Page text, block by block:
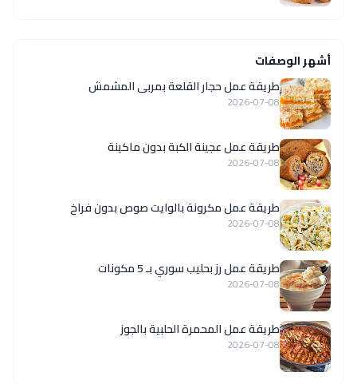
أشهر الوصفات
طريقة عمل حجار القلعة بمربى المشمش
2026-07-08
طريقة عمل عجينة الكبة بدون ماكينة
2026-07-08
طريقة عمل مكرونة بالوايت صوص بدون فراخ
2026-07-08
طريقة عمل رز بحليب سوري بـ 5 مكونات
2026-07-08
طريقة عمل المحمرة الحلبية بالجوز
2026-07-08